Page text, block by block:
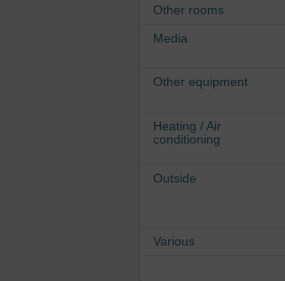
Other rooms
Media
Other equipment
Heating / Air
conditioning
Outside
Various